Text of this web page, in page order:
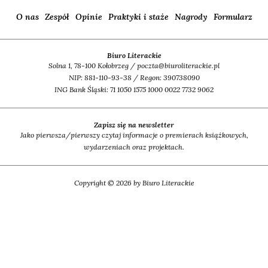
O nas Zespół Opinie Praktyki i staże Nagrody Formularz
Biuro Literackie
Solna 1, 78-100 Kołobrzeg / poczta@biuroliterackie.pl
NIP: 881-110-93-38 / Regon: 390738090
ING Bank Śląski: 71 1050 1575 1000 0022 7732 9062
Zapisz się na newsletter
Jako pierwsza/pierwszy czytaj informacje o premierach książkowych,
wydarzeniach oraz projektach.
Copyright © 2026 by Biuro Literackie